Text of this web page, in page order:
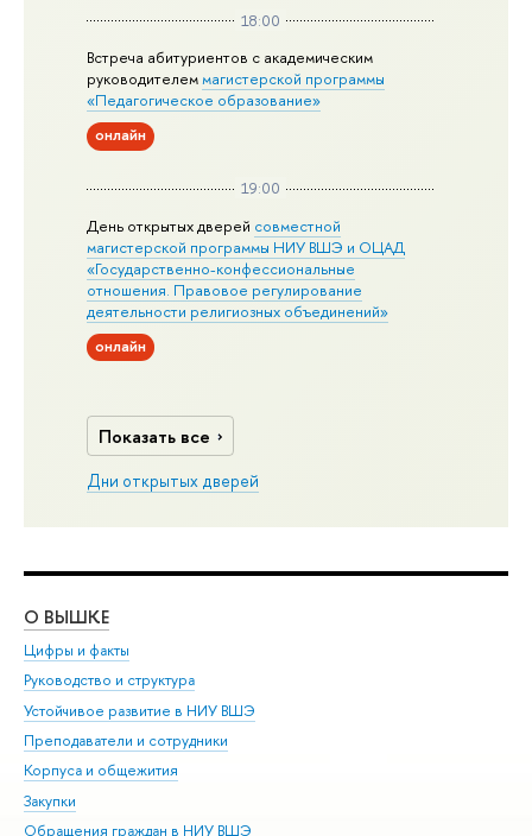
18:00
Встреча абитуриентов с академическим
руководителеммагистерской программы
«Педагогическое образование»
онлайн
19:00
День открытых дверей совместной
магистерской программы НИУ ВШЭ и ОЦАД
«Государственно-конфессиональные
отношения. Правовое регулирование
деятельности религиозных объединений»
онлайн
Показать все
Дни открытых дверей
О ВЫШКЕ
Цифры и факты
Руководство и структура
Устойчивое развитие в НИУ ВШЭ
Преподаватели и сотрудники
Корпуса и общежития
Закупки
Обращения граждан в НИУ ВШЭ